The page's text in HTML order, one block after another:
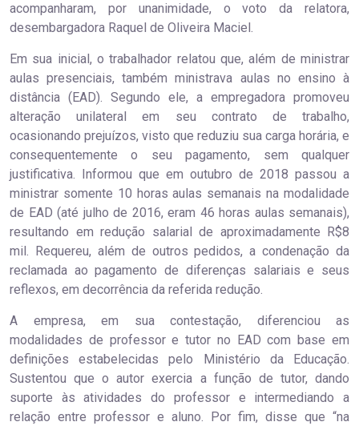
acompanharam, por unanimidade, o voto da relatora,
desembargadora Raquel de Oliveira Maciel.
Em sua inicial, o trabalhador relatou que, além de ministrar
aulas presenciais, também ministrava aulas no ensino à
distância (EAD). Segundo ele, a empregadora promoveu
alteração unilateral em seu contrato de trabalho,
ocasionando prejuízos, visto que reduziu sua carga horária, e
consequentemente o seu pagamento, sem qualquer
justificativa. Informou que em outubro de 2018 passou a
ministrar somente 10 horas aulas semanais na modalidade
de EAD (até julho de 2016, eram 46 horas aulas semanais),
resultando em redução salarial de aproximadamente R$8
mil. Requereu, além de outros pedidos, a condenação da
reclamada ao pagamento de diferenças salariais e seus
reflexos, em decorrência da referida redução.
A empresa, em sua contestação, diferenciou as
modalidades de professor e tutor no EAD com base em
definições estabelecidas pelo Ministério da Educação.
Sustentou que o autor exercia a função de tutor, dando
suporte às atividades do professor e intermediando a
relação entre professor e aluno. Por fim, disse que “na